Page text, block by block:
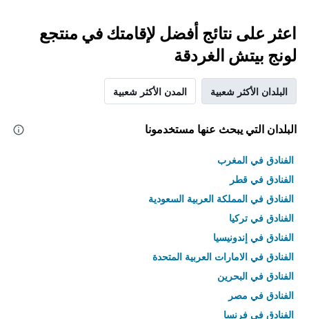
اعثر على نتائج أفضل لإقامتك في منتجع
لونج بيتش الغردقة
البلدان الأكثر شعبية المدن الأكثر شعبية
البلدان التي يبحث عنها مستخدمونا
الفنادق في المغرب
الفنادق في قطر
الفنادق في المملكة العربية السعودية
الفنادق في تركيا
الفنادق في إندونيسيا
الفنادق في الامارات العربية المتحدة
الفنادق في البحرين
الفنادق في مصر
الفنادق في فرنسا